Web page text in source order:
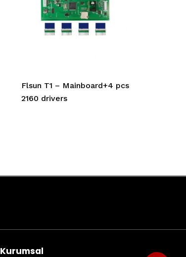
Flsun T1 – Mainboard+4 pcs
2160 drivers
Kurumsal